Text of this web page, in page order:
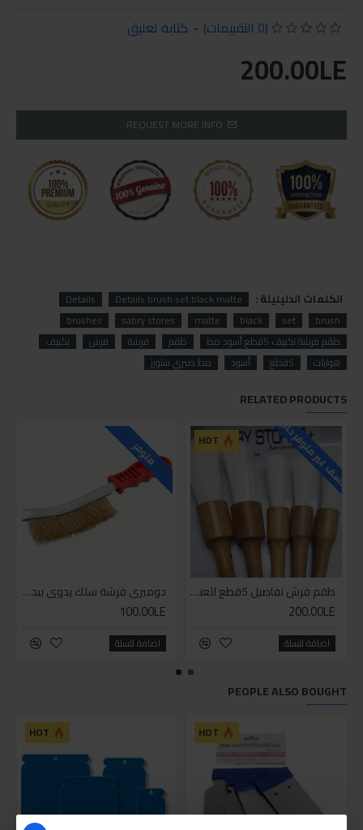
(0 التقييمات) - كتابة تعليق
200.00LE
REQUEST MORE INFO
الكلمات الدليليلة : Details brush set black matte
Details
brush
set
black
matte
sabry stores
brushes
طقم فرشة تكييف 5قطع أسود مط
طقم فرشة فرش
تكييف
هوايات
5قطع أسود مط صبري ستورز
RELATED PRODUCTS
HOT للاسف غير متوفر حاليا
طقم فرش تفاصيل 5قطع للعناية بالسيارات
200.00LE
اضافة للسلة
متوفر
دوميري فرشة سلك يدوي بيد بلاستيك
100.00LE
اضافة للسلة
PEOPLE ALSO BOUGHT
HOT
HOT